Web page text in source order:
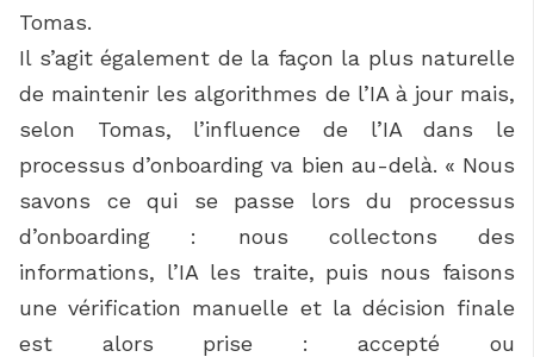
Tomas.
Il s’agit également de la façon la plus naturelle
de maintenir les algorithmes de l’IA à jour mais,
selon Tomas, l’influence de l’IA dans le
processus d’onboarding va bien au-delà. « Nous
savons ce qui se passe lors du processus
d’onboarding : nous collectons des
informations, l’IA les traite, puis nous faisons
une vérification manuelle et la décision finale
est alors prise : accepté ou